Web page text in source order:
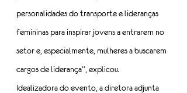
personalidades do transporte e lideranças
femininas para inspirar jovens a entrarem no
setor e, especialmente, mulheres a buscarem
cargos de liderança”, explicou.
Idealizadora do evento, a diretora adjunta